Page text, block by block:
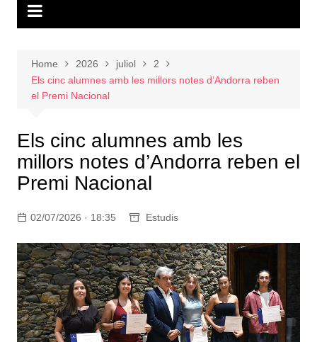
Home 2026 juliol
2
Els cinc alumnes amb les millors notes d’Andorra reben
el Premi Nacional
Els cinc alumnes amb les
millors notes d’Andorra reben el
Premi Nacional
02/07/2026 · 18:35 Estudis